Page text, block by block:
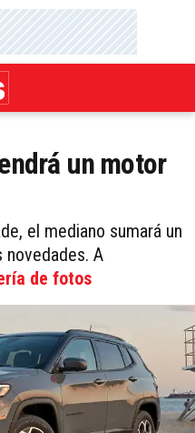
un motor
el mediano sumará un
novedades. A
de fotos